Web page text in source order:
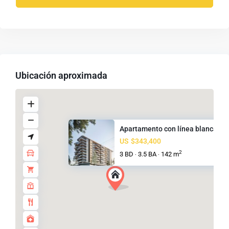
Ubicación aproximada
Apartamento con línea blanca, ...
US $343,400
3 BD · 3.5 BA · 142 m2